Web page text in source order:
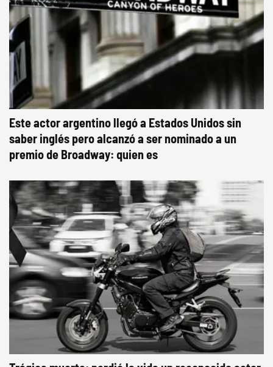
Este actor argentino llegó a Estados Unidos sin
saber inglés pero alcanzó a ser nominado a un
premio de Broadway: quien es